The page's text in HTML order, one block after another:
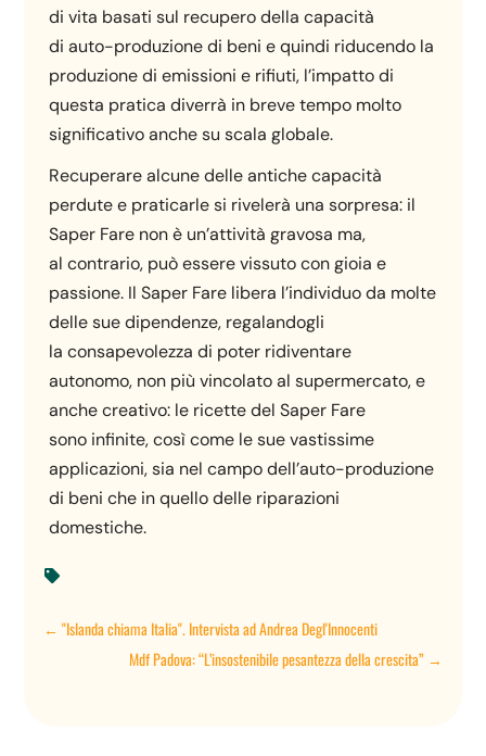
di vita basati sul recupero della capacità
di auto-produzione di beni e quindi riducendo la
produzione di emissioni e rifiuti, l’impatto di
questa pratica diverrà in breve tempo molto
significativo anche su scala globale.
Recuperare alcune delle antiche capacità
perdute e praticarle si rivelerà una sorpresa: il
Saper Fare non è un’attività gravosa ma,
al contrario, può essere vissuto con gioia e
passione. Il Saper Fare libera l’individuo da molte
delle sue dipendenze, regalandogli
la consapevolezza di poter ridiventare
autonomo, non più vincolato al supermercato, e
anche creativo: le ricette del Saper Fare
sono infinite, così come le sue vastissime
applicazioni, sia nel campo dell’auto-produzione
di beni che in quello delle riparazioni
domestiche.

←"Islanda chiama Italia". Intervista ad Andrea Degl'Innocenti
Mdf Padova: “L’insostenibile pesantezza della crescita”→